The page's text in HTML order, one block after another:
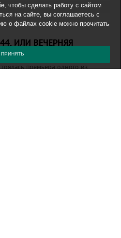
44, ИЛИ ВЕЧЕРНЯЯ
премьера одного из
чтобы сделать работу с сайтом
на сайте, вы соглашаетесь с
о файлах cookie можно прочитать
ПРИНЯТЬ